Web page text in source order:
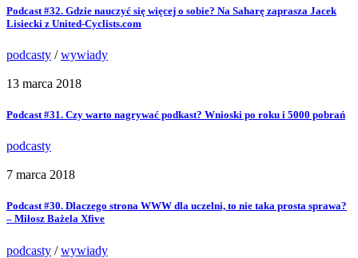
Podcast #32. Gdzie nauczyć się więcej o sobie? Na Saharę zaprasza Jacek
Lisiecki z United-Cyclists.com
podcasty /wywiady
13 marca 2018
Podcast #31. Czy warto nagrywać podkast? Wnioski po roku i 5000 pobrań
podcasty
7 marca 2018
Podcast #30. Dlaczego strona WWW dla uczelni, to nie taka prosta sprawa?
– Miłosz Bażela Xfive
podcasty /wywiady